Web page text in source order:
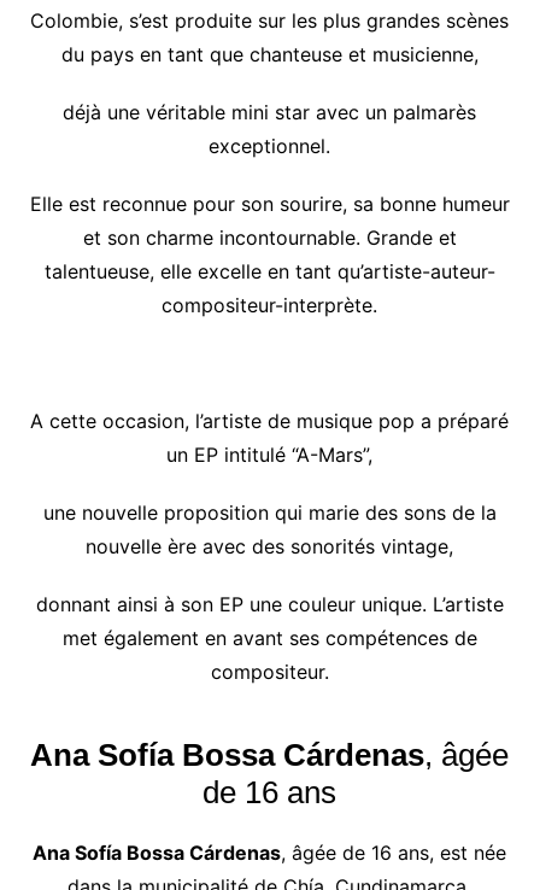
Colombie, s’est produite sur les plus grandes scènes
du pays en tant que chanteuse et musicienne,
déjà une véritable mini star avec un palmarès
exceptionnel.
Elle est reconnue pour son sourire, sa bonne humeur
et son charme incontournable. Grande et
talentueuse, elle excelle en tant qu’artiste-auteur-
compositeur-interprète.
A cette occasion, l’artiste de musique pop a préparé
un EP intitulé “A-Mars”,
une nouvelle proposition qui marie des sons de la
nouvelle ère avec des sonorités vintage,
donnant ainsi à son EP une couleur unique. L’artiste
met également en avant ses compétences de
compositeur.
Ana Sofía Bossa Cárdenas, âgée
de 16 ans
Ana Sofía Bossa Cárdenas, âgée de 16 ans, est née